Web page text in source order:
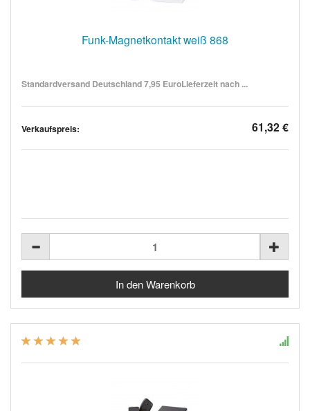
Funk-Magnetkontakt weiß 868
Standardversand Deutschland 7,95 EuroLieferzeit nach ...
Verkaufspreis: 61,32 €